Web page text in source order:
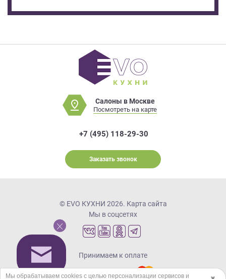
Салоны в Москве
Посмотреть на карте
+7 (495) 118-29-30
Заказать звонок
© EVO КУХНИ 2026. Карта сайта
Мы в соцсетях
Принимаем к оплате
Мы обрабатываем cookies с целью персонализации сервисов и